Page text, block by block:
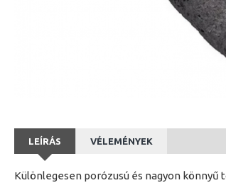
LEÍRÁS VÉLEMÉNYEK
Különlegesen porózusú és nagyon